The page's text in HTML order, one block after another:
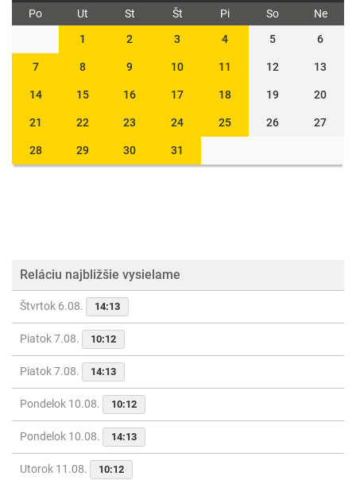
Po Ut St Št Pi So
Ne
1
2 3 4 5 6
7 8 9 10 11 12 13
14 15 16 17 18 19 20
21 22 23 24 25 26 27
28 29 30 31
Reláciu najbližšie vysielame
Štvrtok 6.08. 14:13
Piatok 7.08. 10:12
Piatok 7.08. 14:13
Pondelok 10.08. 10:12
Pondelok 10.08. 14:13
Utorok 11.08. 10:12